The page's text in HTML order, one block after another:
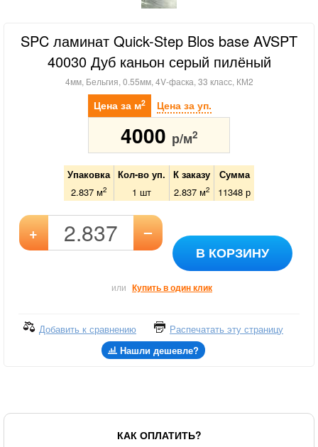
SPC ламинат Quick-Step Blos base AVSPT
40030 Дуб каньон серый пилёный
4мм, Бельгия, 0.55мм, 4V-фаска, 33 класс, КМ2
Цена за м2 Цена за уп.
4000 р/м2
Упаковка Кол-во уп. К заказу
Сумма
2.837 м2 1 шт 2.837 м2 11348 р
+ –
В КОРЗИНУ
или Купить в один клик
Добавить к сравнению
Распечатать эту страницу
Нашли дешевле?
КАК ОПЛАТИТЬ?